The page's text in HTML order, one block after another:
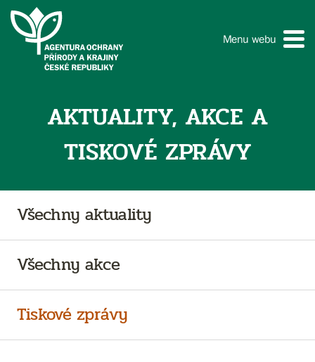
Menu webu
AKTUALITY, AKCE A
TISKOVÉ ZPRÁVY
Všechny aktuality
Všechny akce
Tiskové zprávy